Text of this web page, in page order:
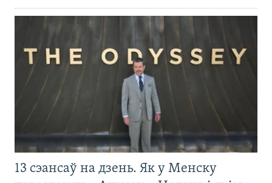
13 сэансаў на дзень. Як у Менску